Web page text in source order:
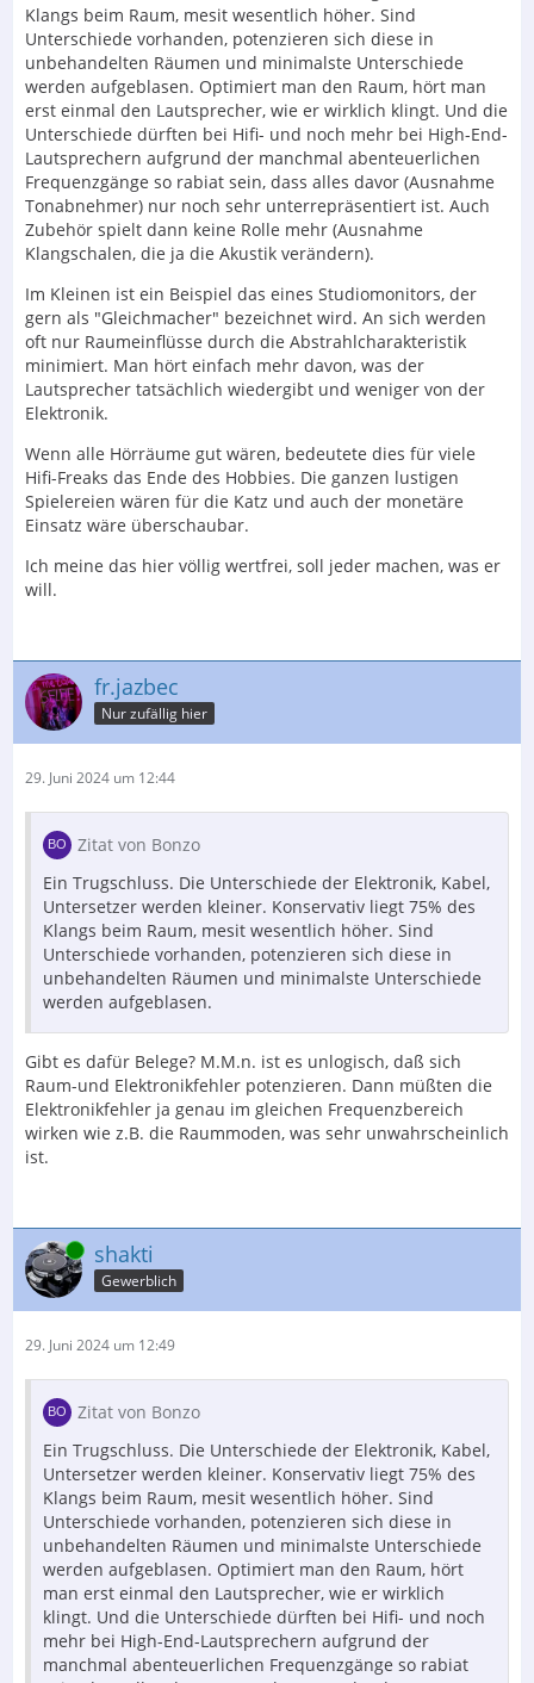
Klangs beim Raum, mesit wesentlich höher. Sind
Unterschiede vorhanden, potenzieren sich diese in
unbehandelten Räumen und minimalste Unterschiede
werden aufgeblasen. Optimiert man den Raum, hört man
erst einmal den Lautsprecher, wie er wirklich klingt. Und die
Unterschiede dürften bei Hifi- und noch mehr bei High-End-
Lautsprechern aufgrund der manchmal abenteuerlichen
Frequenzgänge so rabiat sein, dass alles davor (Ausnahme
Tonabnehmer) nur noch sehr unterrepräsentiert ist. Auch
Zubehör spielt dann keine Rolle mehr (Ausnahme
Klangschalen, die ja die Akustik verändern).
Im Kleinen ist ein Beispiel das eines Studiomonitors, der
gern als "Gleichmacher" bezeichnet wird. An sich werden
oft nur Raumeinflüsse durch die Abstrahlcharakteristik
minimiert. Man hört einfach mehr davon, was der
Lautsprecher tatsächlich wiedergibt und weniger von der
Elektronik.
Wenn alle Hörräume gut wären, bedeutete dies für viele
Hifi-Freaks das Ende des Hobbies. Die ganzen lustigen
Spielereien wären für die Katz und auch der monetäre
Einsatz wäre überschaubar.
Ich meine das hier völlig wertfrei, soll jeder machen, was er
will.
fr.jazbec
Nur zufällig hier
29. Juni 2024 um 12:44
Zitat von Bonzo
Ein Trugschluss. Die Unterschiede der Elektronik, Kabel,
Untersetzer werden kleiner. Konservativ liegt 75% des
Klangs beim Raum, mesit wesentlich höher. Sind
Unterschiede vorhanden, potenzieren sich diese in
unbehandelten Räumen und minimalste Unterschiede
werden aufgeblasen.
Gibt es dafür Belege? M.M.n. ist es unlogisch, daß sich
Raum-und Elektronikfehler potenzieren. Dann müßten die
Elektronikfehler ja genau im gleichen Frequenzbereich
wirken wie z.B. die Raummoden, was sehr unwahrscheinlich
ist.
Online shakti
Gewerblich
29. Juni 2024 um 12:49
Zitat von Bonzo
Ein Trugschluss. Die Unterschiede der Elektronik, Kabel,
Untersetzer werden kleiner. Konservativ liegt 75% des
Klangs beim Raum, mesit wesentlich höher. Sind
Unterschiede vorhanden, potenzieren sich diese in
unbehandelten Räumen und minimalste Unterschiede
werden aufgeblasen. Optimiert man den Raum, hört
man erst einmal den Lautsprecher, wie er wirklich
klingt. Und die Unterschiede dürften bei Hifi- und noch
mehr bei High-End-Lautsprechern aufgrund der
manchmal abenteuerlichen Frequenzgänge so rabiat